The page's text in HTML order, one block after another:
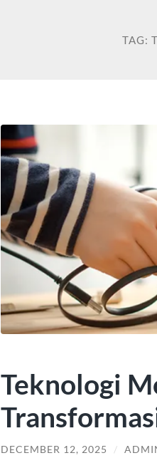
TAG:
Teknologi
DECEMBER 12, 2025 /